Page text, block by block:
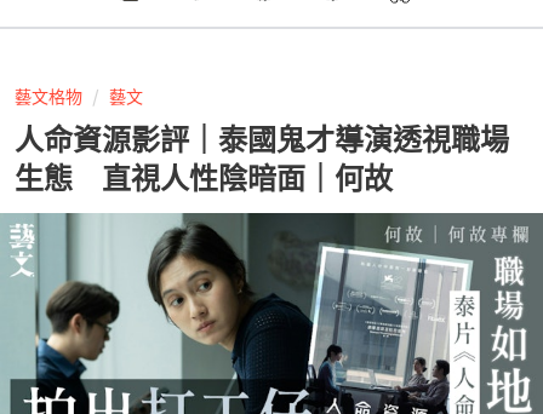
藝文格物 藝文
人命資源影評｜泰國鬼才導演透視職場
生態 直視人性陰暗面｜何故